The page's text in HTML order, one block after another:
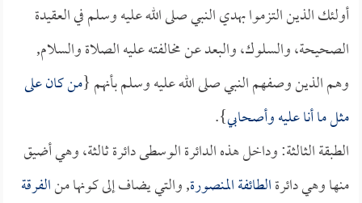
أولئك الذين التزموا بهدي النبي صلى الله عليه وسلم في العقيدة
الصحيحة، والسلوك، والبعد عن مخالفته عليه الصلاة والسلام,
وهم الذين وصفهم النبي صلى الله عليه وسلم بأنهم {من كان على
مثل ما أنا عليه وأصحابي}.
الطبقة الثالثة: وداخل هذه الدائرة الوسطى دائرة ثالثة، وهي أضيق
منها وهي دائرةالطائفة المنصورة, والتي يضاف إلى كونها منالفرقة